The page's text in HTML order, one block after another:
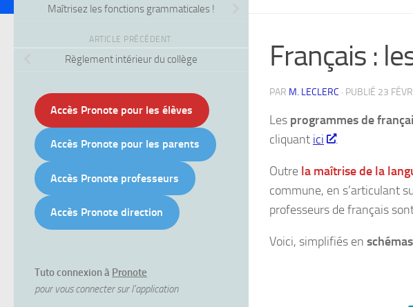
Français :
PAR M. LECLERC · PUBLIÉ 23
Les programmes de
cliquant ici .
Outre la maîtrise de la
commune, en s’articulant
professeurs de français
Voici, simplifiés en schémas
Maîtrisez les fonctions grammaticales !
ARTICLE PRÉCÉDENT
Règlement intérieur du collège
Accès Pronote pour les élèves
Accès Pronote pour les parents
Accès Pronote professeurs
Accès Pronote direction
Tuto connexion à Pronote
pour vous connecter sur l'application